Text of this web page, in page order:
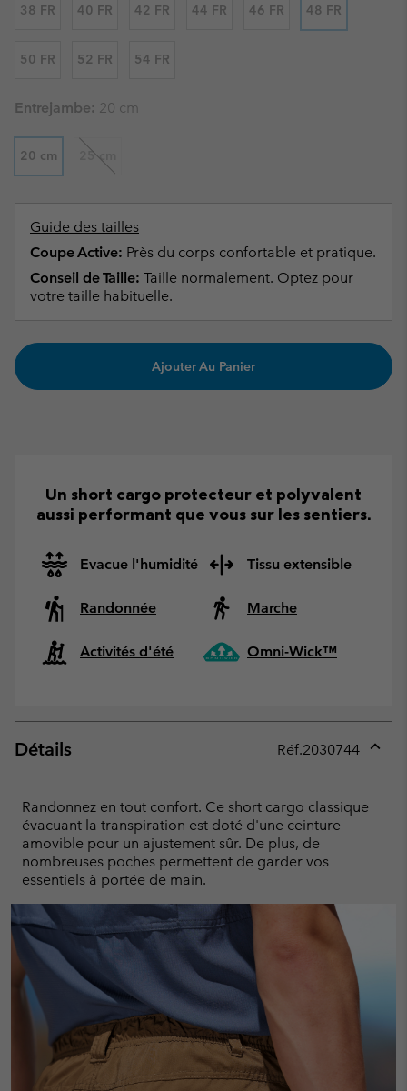
38 FR 40 FR 42 FR 44 FR 46 FR 48 FR
50 FR 52 FR 54 FR
Entrejambe: 20 cm
20 cm 25 cm
Guide des tailles
Coupe Active: Près du corps confortable et pratique.
Conseil de Taille: Taille normalement. Optez pour
votre taille habituelle.
Ajouter Au Panier
Un short cargo protecteur et polyvalent
aussi performant que vous sur les sentiers.
Evacue l'humidité Tissu extensible
Randonnée Marche
Activités d'été Omni-Wick™
Détails Réf.2030744
Randonnez en tout confort. Ce short cargo classique
évacuant la transpiration est doté d'une ceinture
amovible pour un ajustement sûr. De plus, de
nombreuses poches permettent de garder vos
essentiels à portée de main.